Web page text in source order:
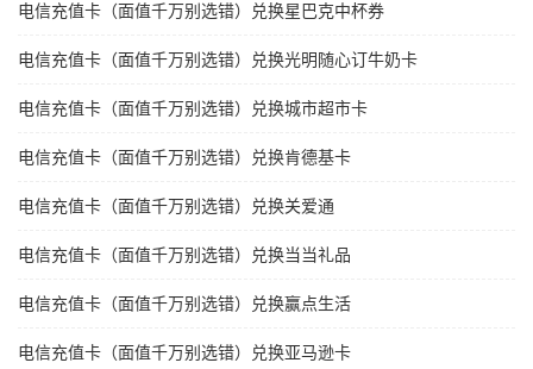
电信充值卡（面值千万别选错）兑换星巴克中杯券
电信充值卡（面值千万别选错）兑换光明随心订牛奶卡
电信充值卡（面值千万别选错）兑换城市超市卡
电信充值卡（面值千万别选错）兑换肯德基卡
电信充值卡（面值千万别选错）兑换关爱通
电信充值卡（面值千万别选错）兑换当当礼品
电信充值卡（面值千万别选错）兑换赢点生活
电信充值卡（面值千万别选错）兑换亚马逊卡